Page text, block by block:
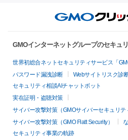
GMOインターネットグループのセキュ
世界初総合ネットセキュリティサービス「
パスワード漏洩診断
Webサイトリスク診
セキュリティ相談AIチャットボット
実在証明・盗聴対策
サイバー攻撃対策（GMOサイバーセキュリテ
サイバー攻撃対策（GMO Flatt Security）
セキュリティ事業の軌跡